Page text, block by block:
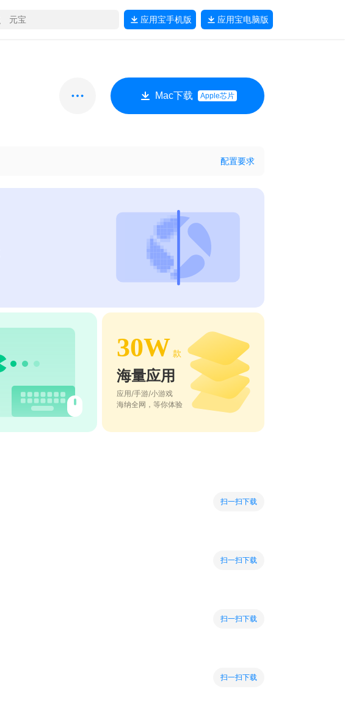
应用宝手机版 应用宝电脑版
Mac下载 Apple芯片
配置要求
30W 款
海量应用
应用/手游/小游戏
海纳全网，等你体验
扫一扫下载
扫一扫下载
扫一扫下载
扫一扫下载